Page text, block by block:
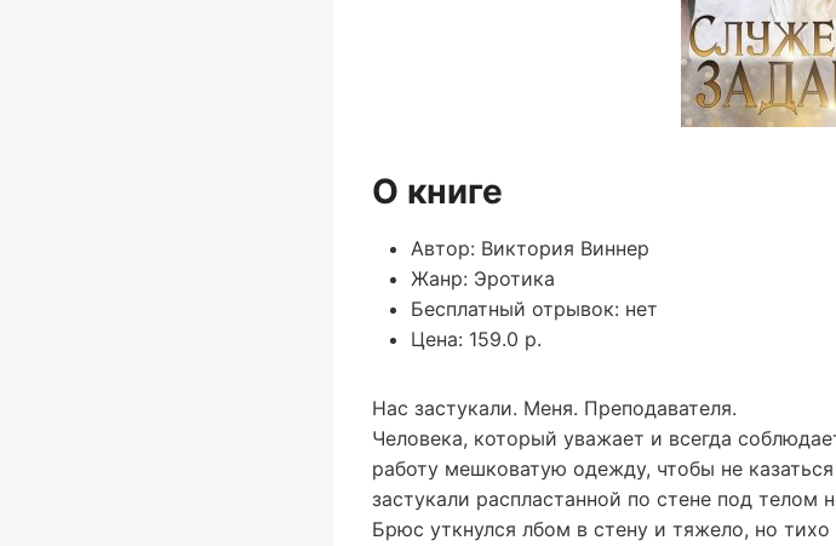
О книге
Автор: Виктория Виннер
Жанр: Эротика
Бесплатный отрывок: нет
Цена: 159.0 р.
Нас застукали. Меня. Преподавателя.
Человека, который уважает и всегда
работу мешковатую одежду, чтобы не
застукали распластанной по стене под телом
Брюс уткнулся лбом в стену и тяжело, но